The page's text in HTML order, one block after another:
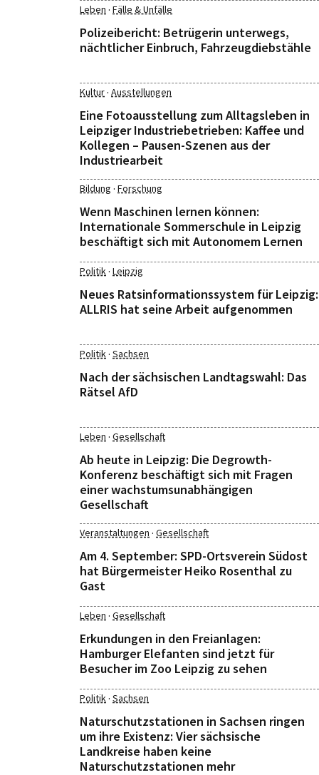
Leben · Fälle & Unfälle
Polizeibericht: Betrügerin unterwegs,
nächtlicher Einbruch, Fahrzeugdiebstähle
Kultur· Ausstellungen
Eine Fotoausstellung zum Alltagsleben in
Leipziger Industriebetrieben: Kaffee und
Kollegen – Pausen-Szenen aus der
Industriearbeit
Bildung · Forschung
Wenn Maschinen lernen können:
Internationale Sommerschule in Leipzig
beschäftigt sich mit Autonomem Lernen
Politik· Leipzig
Neues Ratsinformationssystem für Leipzig:
ALLRIS hat seine Arbeit aufgenommen
Politik· Sachsen
Nach der sächsischen Landtagswahl: Das
Rätsel AfD
Leben · Gesellschaft
Ab heute in Leipzig: Die Degrowth-
Konferenz beschäftigt sich mit Fragen
einer wachstumsunabhängigen
Gesellschaft
Veranstaltungen · Gesellschaft
Am 4. September: SPD-Ortsverein Südost
hat Bürgermeister Heiko Rosenthal zu
Gast
Leben · Gesellschaft
Erkundungen in den Freianlagen:
Hamburger Elefanten sind jetzt für
Besucher im Zoo Leipzig zu sehen
Politik· Sachsen
Naturschutzstationen in Sachsen ringen
um ihre Existenz: Vier sächsische
Landkreise haben keine
Naturschutzstationen mehr